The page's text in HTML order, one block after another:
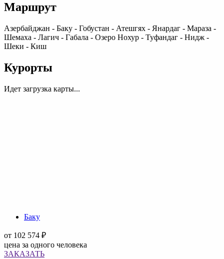
Маршрут
Азербайджан - Баку - Гобустан - Атешгях - Янардаг - Мараза -
Шемаха - Лагич - Габала - Озеро Нохур - Туфандаг - Нидж -
Шеки - Киш
Курорты
Идет загрузка карты...
Баку
от 102 574 ₽
цена за одного человека
ЗАКАЗАТЬ